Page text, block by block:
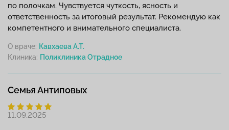
по полочкам. Чувствуется чуткость, ясность и
ответственность за итоговый результат. Рекомендую как
компетентного и внимательного специалиста.
О враче: Кавхаева А.Т.
Клиника:
Семья Антиповых
11.09.2025